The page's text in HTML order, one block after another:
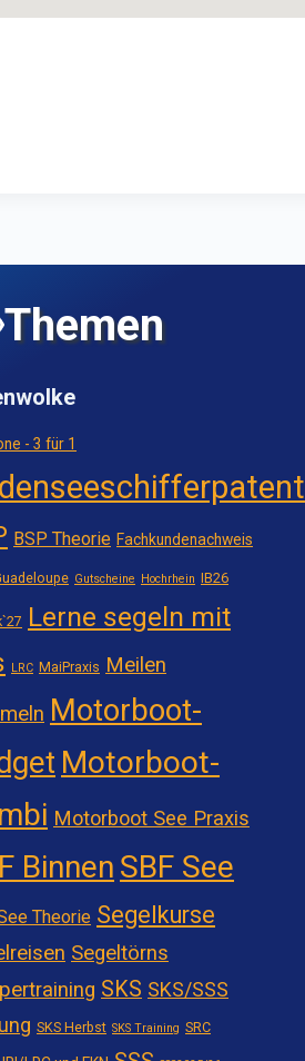
Themen
- 3 für 1
BSP Theorie Fachkundenachweis
Gutscheine Hochrhein IB26
Lerne segeln mit
LRC MaiPraxis Meilen
Motorboot-
Motorboot-
Motorboot See Praxis
Binnen SBF See
Theorie Segelkurse
Segeltörns
SKS SKS/SSS
SKS Herbst SKS Training SRC